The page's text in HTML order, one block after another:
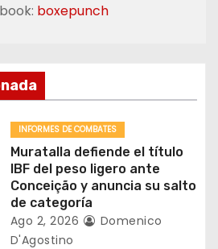
boxepunch
INFORMES DE COMBATES
Muratalla defiende el título
IBF del peso ligero ante
Conceição y anuncia su salto
de categoría
Ago 2, 2026
Domenico
D'Agostino